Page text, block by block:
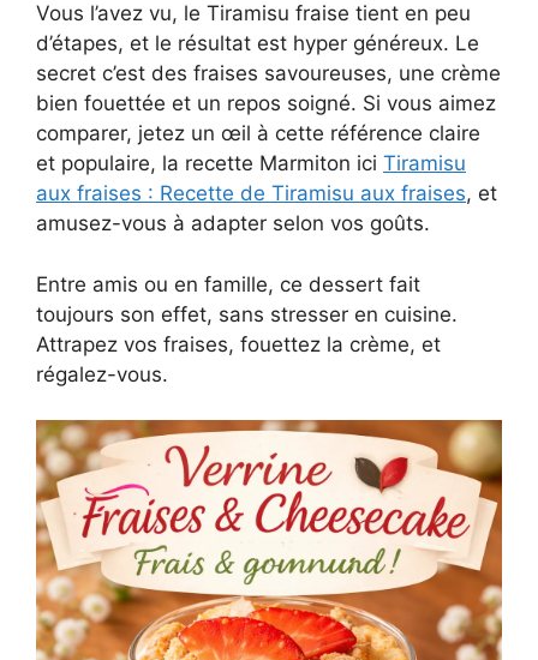
Vous l’avez vu, le Tiramisu fraise tient en peu
d’étapes, et le résultat est hyper généreux. Le
secret c’est des fraises savoureuses, une crème
bien fouettée et un repos soigné. Si vous aimez
comparer, jetez un œil à cette référence claire
et populaire, la recette Marmiton ici Tiramisu
aux fraises : Recette de Tiramisu aux fraises, et
amusez-vous à adapter selon vos goûts.
Entre amis ou en famille, ce dessert fait
toujours son effet, sans stresser en cuisine.
Attrapez vos fraises, fouettez la crème, et
régalez-vous.